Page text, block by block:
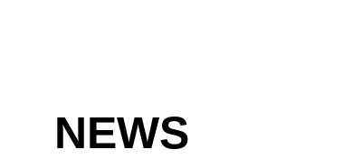
営宣言をしました！
NEWS